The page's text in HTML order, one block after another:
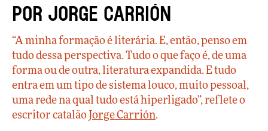
Por Jorge Carrión
“A minha formação é literária. E, então, penso em
tudo dessa perspectiva. Tudo o que faço é, de uma
forma ou de outra, literatura expandida. E tudo
entra em um tipo de sistema louco, muito pessoal,
uma rede na qual tudo está hiperligado”, reflete o
escritor catalão Jorge Carrión.